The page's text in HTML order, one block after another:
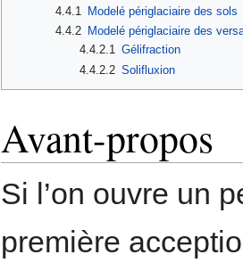
4.4.1
Modelé périglaciaire des sols
4.4.2 Modelé périglaciaire des
4.4.2.1 Gélifraction
4.4.2.2 Solifluxion
Avant-propos
Si l’on ouvre un
première